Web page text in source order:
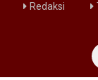
Redaksi